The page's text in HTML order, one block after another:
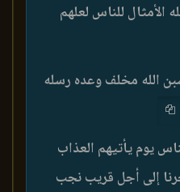
الأمثال للناس لعلهم
الله مخلف وعده رسله
يوم يأتيهم العذاب
إلى أجل قريب نجب